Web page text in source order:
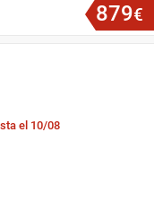
879€
el 10/08